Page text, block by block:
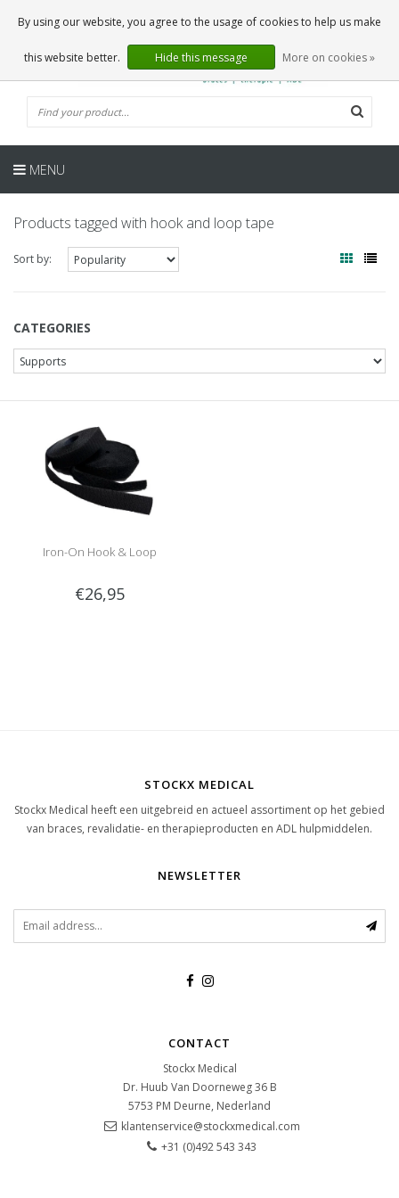
0 Articles
EN
MENU
Products tagged with hook and loop tape
Sort by:
CATEGORIES
Iron-On Hook & Loop
€26,95
STOCKX MEDICAL
Stockx Medical heeft een uitgebreid en actueel assortiment op het gebied
van braces, revalidatie- en therapieproducten en ADL hulpmiddelen.
NEWSLETTER
CONTACT
Stockx Medical
Dr. Huub Van Doorneweg 36 B
5753 PM Deurne, Nederland
klantenservice@stockxmedical.com
+31 (0)492 543 343
By using our website, you agree to the usage of cookies to help us make
this website better. Hide this message More on cookies »